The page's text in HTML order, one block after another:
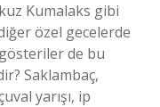
Kumalaks gibi
özel gecelerde
de bu
Saklambaç,
yarışı, ip